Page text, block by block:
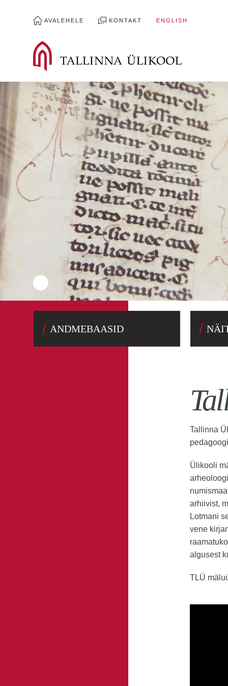
AVALEHELE KONTAKT ENGLISH
ANDMEBAASID
Tallinna
Ülikooli
arhiivist,
Lotmani
vene
algusest
TLÜ